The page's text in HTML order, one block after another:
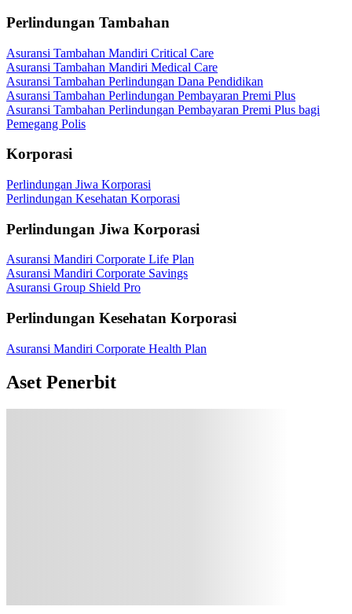
Perlindungan Tambahan
Asuransi Tambahan Mandiri Critical Care
Asuransi Tambahan Mandiri Medical Care
Asuransi Tambahan Perlindungan Dana Pendidikan
Asuransi Tambahan Perlindungan Pembayaran Premi Plus
Asuransi Tambahan Perlindungan Pembayaran Premi Plus bagi
Pemegang Polis
Korporasi
Perlindungan Jiwa Korporasi
Perlindungan Kesehatan Korporasi
Perlindungan Jiwa Korporasi
Asuransi Mandiri Corporate Life Plan
Asuransi Mandiri Corporate Savings
Asuransi Group Shield Pro
Perlindungan Kesehatan Korporasi
Asuransi Mandiri Corporate Health Plan
Aset Penerbit